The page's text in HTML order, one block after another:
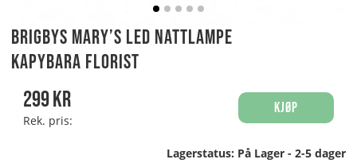
Brigbys Mary’s LED Nattlampe
Kapybara Florist
299kr
Rek. pris:
Kjøp
Lagerstatus: På Lager - 2-5 dager